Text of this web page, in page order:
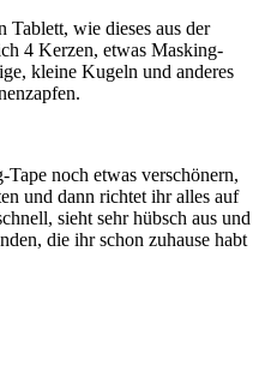
wie dieses aus der
4 Kerzen, etwas Masking-
kleine Kugeln und anderes
noch etwas verschönern,
und dann richtet ihr alles auf
sieht sehr hübsch aus und
die ihr schon zuhause habt